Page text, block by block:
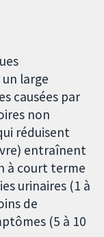
large
causées par
non
réduisent
entraînent
à court terme
urinaires (1 à
de
(5 à 10